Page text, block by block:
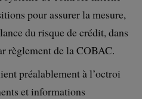
pour assurer la mesure,
du risque de crédit, dans
règlement de la COBAC.
préalablement à l’octroi
et informations